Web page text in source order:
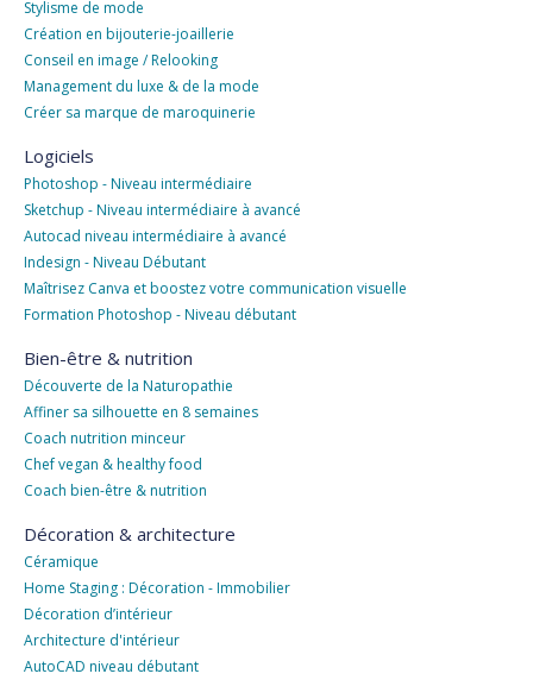
Stylisme de mode
Création en bijouterie-joaillerie
Conseil en image / Relooking
Management du luxe & de la mode
Créer sa marque de maroquinerie
Logiciels
Photoshop - Niveau intermédiaire
Sketchup - Niveau intermédiaire à avancé
Autocad niveau intermédiaire à avancé
Indesign - Niveau Débutant
Maîtrisez Canva et boostez votre communication visuelle
Formation Photoshop - Niveau débutant
Bien-être & nutrition
Découverte de la Naturopathie
Affiner sa silhouette en 8 semaines
Coach nutrition minceur
Chef vegan & healthy food
Coach bien-être & nutrition
Décoration & architecture
Céramique
Home Staging : Décoration - Immobilier
Décoration d’intérieur
Architecture d'intérieur
AutoCAD niveau débutant